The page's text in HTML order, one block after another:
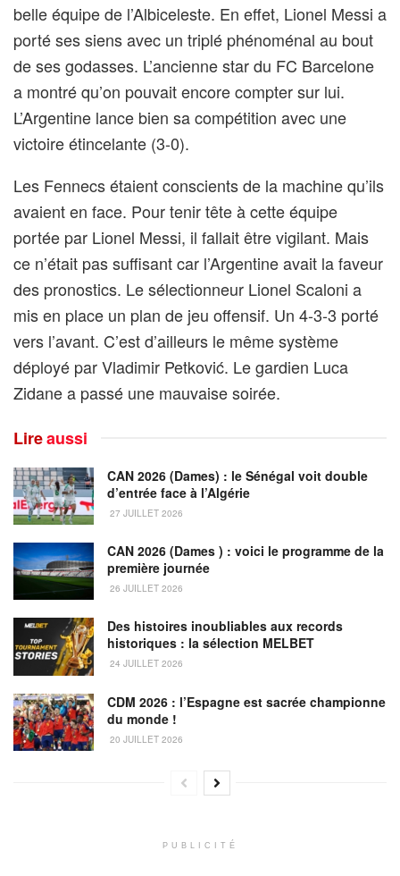
belle équipe de l’Albiceleste. En effet, Lionel Messi a
porté ses siens avec un triplé phénoménal au bout
de ses godasses. L’ancienne star du FC Barcelone
a montré qu’on pouvait encore compter sur lui.
L’Argentine lance bien sa compétition avec une
victoire étincelante (3-0).
Les Fennecs étaient conscients de la machine qu’ils
avaient en face. Pour tenir tête à cette équipe
portée par Lionel Messi, il fallait être vigilant. Mais
ce n’était pas suffisant car l’Argentine avait la faveur
des pronostics. Le sélectionneur Lionel Scaloni a
mis en place un plan de jeu offensif. Un 4-3-3 porté
vers l’avant. C’est d’ailleurs le même système
déployé par Vladimir Petković. Le gardien Luca
Zidane a passé une mauvaise soirée.
Lireaussi
CAN 2026 (Dames) : le Sénégal voit double
d’entrée face à l’Algérie
27 JUILLET 2026
CAN 2026 (Dames ) : voici le programme de la
première journée
26 JUILLET 2026
Des histoires inoubliables aux records
historiques : la sélection MELBET
24 JUILLET 2026
CDM 2026 : l’Espagne est sacrée championne
du monde !
20 JUILLET 2026
PUBLICITÉ